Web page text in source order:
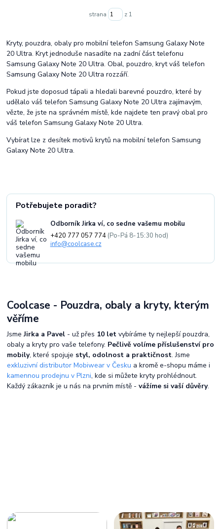
Potřebujete poradit?
Odborník Jirka ví, co sedne vašemu mobilu
+420 777 057 774 (Po-Pá 8-15:30 hod)
info@coolcase.cz
strana z 1
Kryty, pouzdra, obaly pro mobilní telefon Samsung Galaxy Note
20 Ultra. Kryt jednoduše nasadíte na zadní část telefonu
Samsung Galaxy Note 20 Ultra. Obal, pouzdro, kryt váš telefon
Samsung Galaxy Note 20 Ultra rozzáří.
Pokud jste doposud tápali a hledali barevné pouzdro, které by
udělalo váš telefon Samsung Galaxy Note 20 Ultra zajímavým,
vězte, že jste na správném místě, kde najdete ten pravý obal pro
váš telefon Samsung Galaxy Note 20 Ultra.
Vybírat lze z desítek motivů krytů na mobilní telefon Samsung
Galaxy Note 20 Ultra.
Coolcase - Pouzdra, obaly a kryty, kterým
věříme
JsmeJirka a Pavel - už přes 10 let vybíráme ty nejlepší pouzdra,
obaly a kryty pro vaše telefony. Pečlivě volíme příslušenství pro
mobily, které spojuje styl, odolnost a praktičnost. Jsme
exkluzivní distributor Mobiwear v Česku a kromě e-shopu máme i
kamennou prodejnu v Plzni, kde si můžete kryty prohlédnout.
Každý zákazník je u nás na prvním místě - vážíme si vaší důvěry.